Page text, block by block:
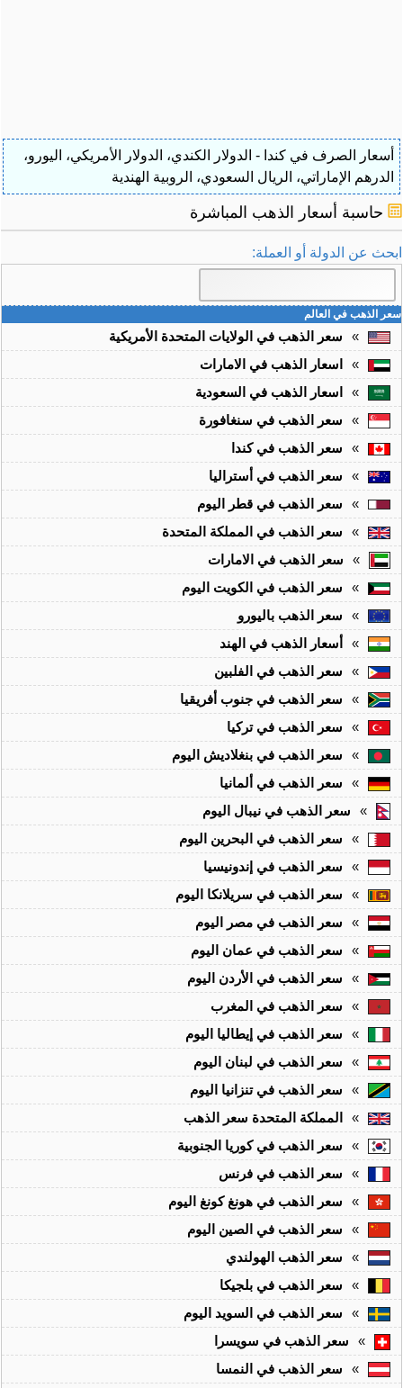
أسعار الصرف في كندا - الدولار الكندي، الدولار الأمريكي، اليورو،
الدرهم الإماراتي، الريال السعودي، الروبية الهندية
حاسبة أسعار الذهب المباشرة
ابحث عن الدولة أو العملة:
سعر الذهب في العالم
»
سعر الذهب في الولايات المتحدة الأمريكية
»
اسعار الذهب في الامارات
»
اسعار الذهب في السعودية
»
سعر الذهب في سنغافورة
»
سعر الذهب في كندا
»
سعر الذهب في أستراليا
»
سعر الذهب في قطر اليوم
»
سعر الذهب في المملكة المتحدة
»
سعر الذهب في الامارات
»
سعر الذهب في الكويت اليوم
»
سعر الذهب باليورو
»
أسعار الذهب في الهند
»
سعر الذهب في الفلبين
»
سعر الذهب في جنوب أفريقيا
»
سعر الذهب في تركيا
»
سعر الذهب في بنغلاديش اليوم
»
سعر الذهب في ألمانيا
»
سعر الذهب في نيبال اليوم
»
سعر الذهب في البحرين اليوم
»
سعر الذهب في إندونيسيا
»
سعر الذهب في سريلانكا اليوم
»
سعر الذهب في مصر اليوم
»
سعر الذهب في عمان اليوم
»
سعر الذهب في الأردن اليوم
»
سعر الذهب في المغرب
»
سعر الذهب في إيطاليا اليوم
»
سعر الذهب في لبنان اليوم
»
سعر الذهب في تنزانيا اليوم
»
المملكة المتحدة سعر الذهب
»
سعر الذهب في كوريا الجنوبية
»
سعر الذهب في فرنس
»
سعر الذهب في هونغ كونغ اليوم
»
سعر الذهب في الصين اليوم
»
سعر الذهب الهولندي
»
سعر الذهب في بلجيكا
»
سعر الذهب في السويد اليوم
»
سعر الذهب في سويسرا
»
سعر الذهب في النمسا